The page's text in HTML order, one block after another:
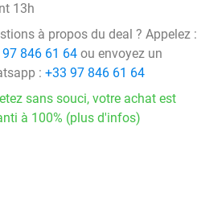
13h
à propos du deal ? Appelez :
846 61 64 ou envoyez un
: +33 97 846 61 64
sans souci, votre achat est
à 100% (plus d'infos)